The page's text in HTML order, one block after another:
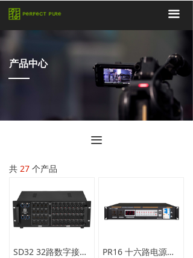
끀
产品中心
끀
共 27 个产品
SD32 32路数字接口箱 PR16 十六路电源时序器